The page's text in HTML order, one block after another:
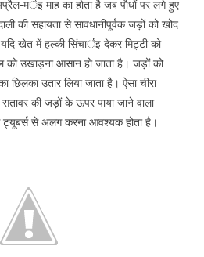
मर्इ माह का होता है जब पौधों पर लगे हुए
की सहायता से सावधानीपूर्वक जड़ों को खोद
खेत में हल्की सिंचार्इ देकर मिट्टी को
को उखाड़ना आसान हो जाता है। जड़ों को
उतार लिया जाता है। ऐसा चीरा
की जड़ों के ऊपर पाया जाने वाला
ट्यूबर्स से अलग करना आवश्यक होता है।